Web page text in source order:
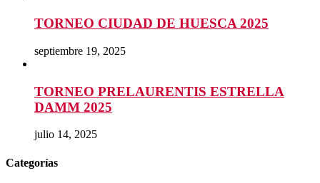
TORNEO CIUDAD DE HUESCA 2025
septiembre 19, 2025
TORNEO PRELAURENTIS ESTRELLA
DAMM 2025
julio 14, 2025
Categorías